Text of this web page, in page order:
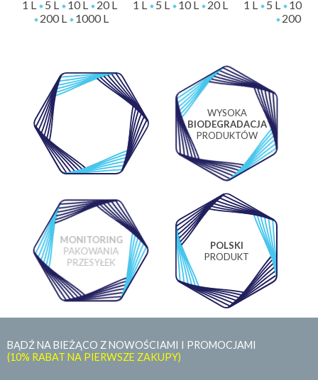
1 L 5 L 10 L
20 L
200 L
1000 L
1 L 5 L 10 L 20 L 1 L 5 L
10 L
200 L
WYSOKA
BIODEGRADACJA
PRODUKTÓW
MONITORING
PAKOWANIA
PRZESYŁEK
POLSKI
PRODUKT
BĄDŹ NA BIEŻĄCO Z NOWOŚCIAMI I PROMOCJAMI
(10% RABAT NA PIERWSZE ZAKUPY)